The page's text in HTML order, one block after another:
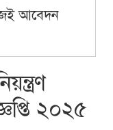
আবেদন
২০২৫